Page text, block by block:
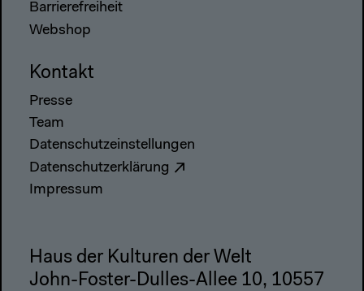
Barrierefreiheit
Webshop
Kontakt
Presse
Team
Datenschutzeinstellungen
Datenschutzerklärung
Impressum
Haus der Kulturen der Welt
John-Foster-Dulles-Allee 10, 10557